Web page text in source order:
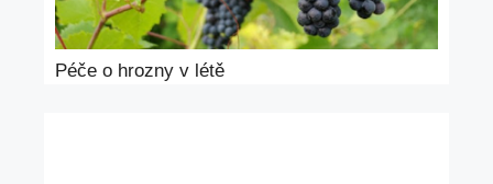
Péče o hrozny v létě